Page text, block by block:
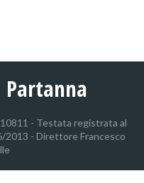
- Testata registrata al
2013 - Direttore Francesco